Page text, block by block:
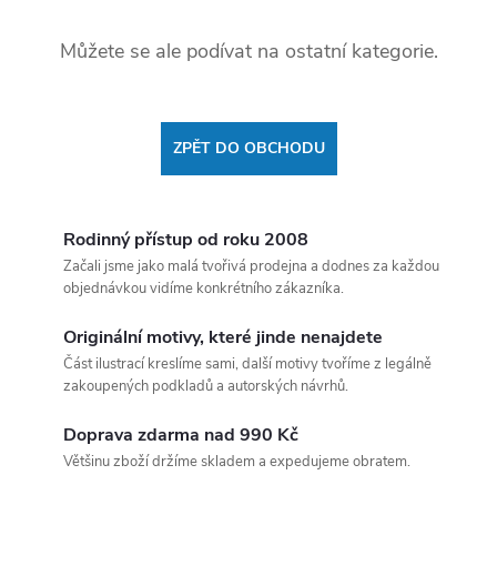
Můžete se ale podívat na ostatní kategorie.
ZPĚT DO OBCHODU
Rodinný přístup od roku 2008
Začali jsme jako malá tvořivá prodejna a dodnes za každou
objednávkou vidíme konkrétního zákazníka.
Originální motivy, které jinde nenajdete
Část ilustrací kreslíme sami, další motivy tvoříme z legálně
zakoupených podkladů a autorských návrhů.
Doprava zdarma nad 990 Kč
Většinu zboží držíme skladem a expedujeme obratem.